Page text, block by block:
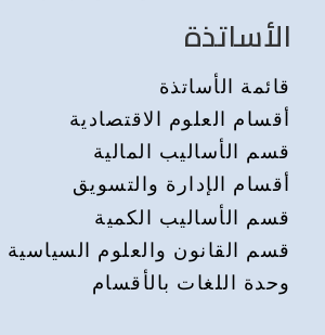
الأساتذة
قائمة الأساتذة
أقسام العلوم الاقتصادية
قسم الأساليب المالية
أقسام الإدارة والتسويق
قسم الأساليب الكمية
قسم القانون والعلوم السياسية
وحدة اللغات بالأقسام